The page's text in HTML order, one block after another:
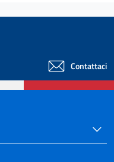
Contattaci